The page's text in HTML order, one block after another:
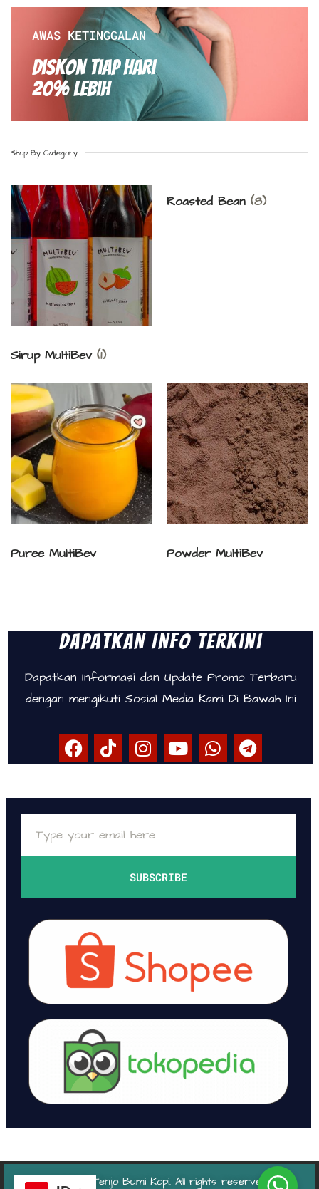
AWAS KETINGGALAN
Diskon Tiap hari
20% Lebih
Shop By Category
Sirup MultiBev (1)
Roasted Bean (8)
Puree MultiBev Powder MultiBev
Dapatkan Info Terkini
Dapatkan Informasi dan Update Promo Terbaru
dengan mengikuti Sosial Media Kami Di Bawah Ini
SUBSCRIBE
© 2024 Tenjo Bumi Kopi. All rights reserved.